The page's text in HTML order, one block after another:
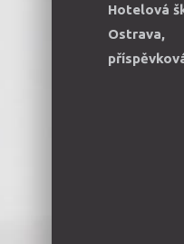
Hotelová
Ostrava,